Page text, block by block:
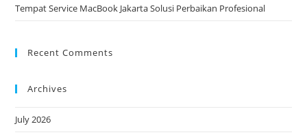
Tempat Service MacBook Jakarta Solusi Perbaikan Profesional
Recent Comments
Archives
July 2026